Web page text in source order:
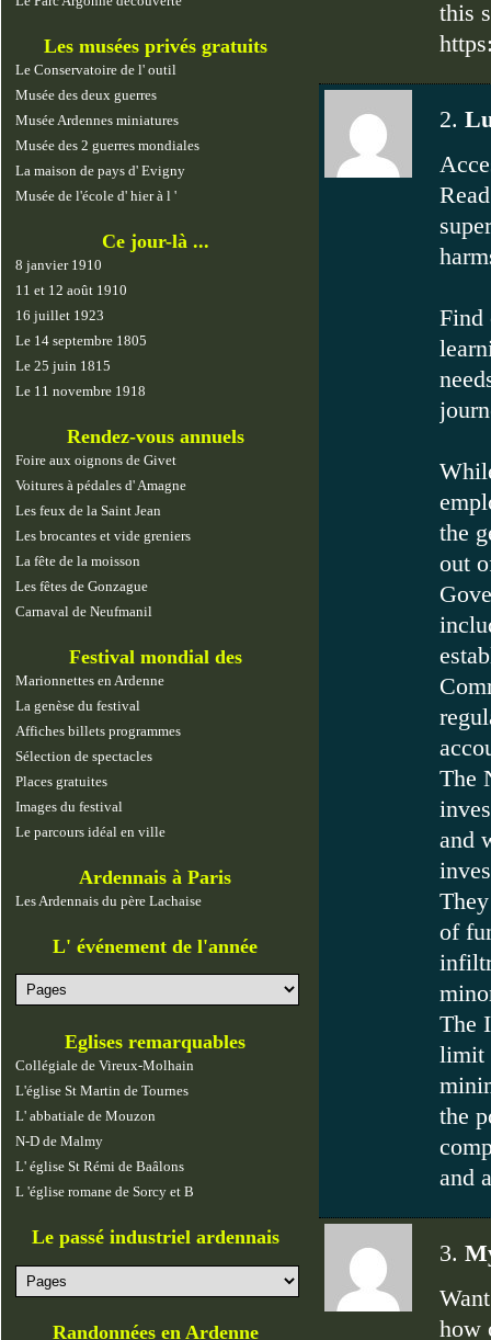
Les musées privés gratuits
Le Conservatoire de l' outil
Musée des deux guerres
Musée Ardennes miniatures
Musée des 2 guerres mondiales
La maison de pays d' Evigny
Musée de l'école d' hier à l '
Ce jour-là ...
8 janvier 1910
11 et 12 août 1910
16 juillet 1923
Le 14 septembre 1805
Le 25 juin 1815
Le 11 novembre 1918
Rendez-vous annuels
Foire aux oignons de Givet
Voitures à pédales d' Amagne
Les feux de la Saint Jean
Les brocantes et vide greniers
La fête de la moisson
Les fêtes de Gonzague
Carnaval de Neufmanil
Festival mondial des
marionnettes
Marionnettes en Ardenne
La genèse du festival
Affiches billets programmes
Sélection de spectacles
Places gratuites
Images du festival
Le parcours idéal en ville
Ardennais à Paris
Les Ardennais du père Lachaise
L' événement de l'année
Eglises remarquables
Collégiale de Vireux-Molhain
L'église St Martin de Tournes
L' abbatiale de Mouzon
N-D de Malmy
L' église St Rémi de Baâlons
L 'église romane de Sorcy et B
Le passé industriel ardennais
Randonnées en Ardenne
this
2.
Find
the
out
The
and
of
The
limit
the
and
3.
how